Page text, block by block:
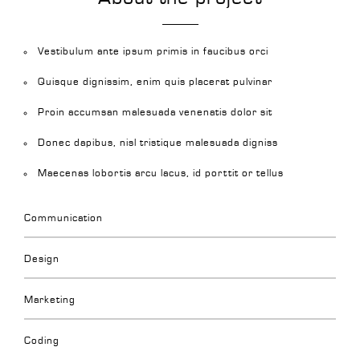
Vestibulum ante ipsum primis in faucibus orci
Quisque dignissim, enim quis placerat pulvinar
Proin accumsan malesuada venenatis dolor sit
Donec dapibus, nisl tristique malesuada digniss
Maecenas lobortis arcu lacus, id porttit or tellus
Communication
Design
Marketing
Coding